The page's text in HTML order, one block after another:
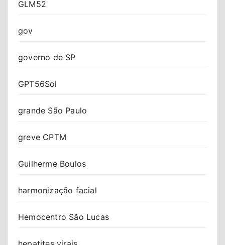
GLM52
gov
governo de SP
GPT56Sol
grande São Paulo
greve CPTM
Guilherme Boulos
harmonização facial
Hemocentro São Lucas